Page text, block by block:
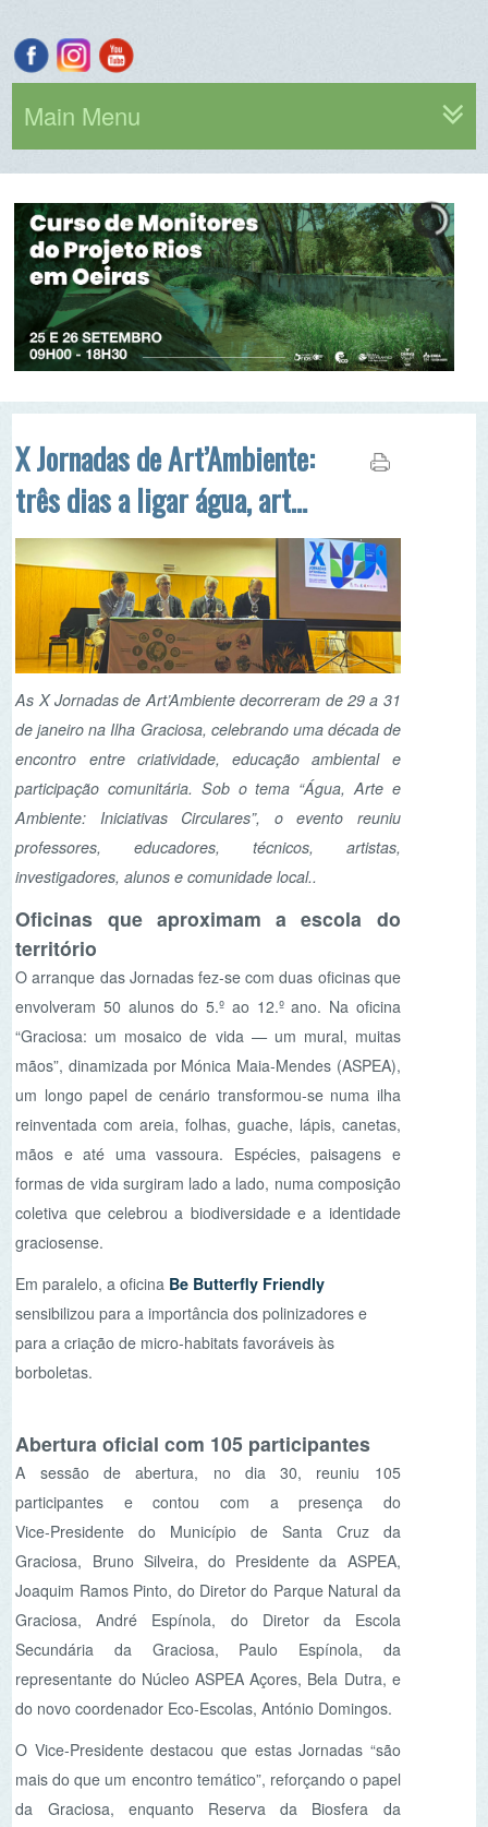
Main Menu
X Jornadas de Art’Ambiente:
três dias a ligar água, arte
e comunidade na Ilha
Graciosa
As X Jornadas de Art’Ambiente decorreram de 29 a 31
de janeiro na Ilha Graciosa, celebrando uma década de
encontro entre criatividade, educação ambiental e
Ambiente: Iniciativas Circulares”, o evento reuniu
professores, educadores, técnicos, artistas,
investigadores, alunos e comunidade local..
Oficinas que aproximam a escola do
território
O arranque das Jornadas fez-se com duas oficinas que
envolveram 50 alunos do 5.º ao 12.º ano. Na oficina
“Graciosa: um mosaico de vida — um mural, muitas
mãos”, dinamizada por Mónica Maia‑Mendes (ASPEA),
mãos e até uma vassoura. Espécies, paisagens e
formas de vida surgiram lado a lado, numa composição
coletiva que celebrou a biodiversidade e a identidade
graciosense.
Em paralelo, a oficina
Be Butterfly Friendly
sensibilizou para a importância dos polinizadores e
para a criação de micro‑habitats favoráveis às
borboletas.
Abertura oficial com 105 participantes
A sessão de abertura, no dia 30, reuniu 105
participantes e contou com a presença do
Joaquim Ramos Pinto, do Diretor do Parque Natural da
Graciosa, André Espínola, do Diretor da Escola
Secundária da Graciosa, Paulo Espínola, da
representante do Núcleo ASPEA Açores, Bela Dutra, e
do novo coordenador Eco‑Escolas, António Domingos.
O Vice‑Presidente destacou que estas Jornadas “são
mais do que um encontro temático”, reforçando o papel
da Graciosa, enquanto Reserva da Biosfera da
UNESCO, na gestão responsável dos seus recursos
naturais, com especial foco na água.
elemento vital, mas é também símbolo de continuidade
e transformação”, lembrando que a responsabilidade
ambiental “não é uma ideia abstrata: é uma prática, é